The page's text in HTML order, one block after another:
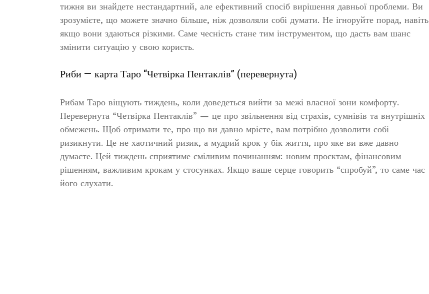
тижня ви знайдете нестандартний, але ефективний спосіб вирішення давньої проблеми. Ви
зрозумієте, що можете значно більше, ніж дозволяли собі думати. Не ігноруйте порад, навіть
якщо вони здаються різкими. Саме чесність стане тим інструментом, що дасть вам шанс
змінити ситуацію у свою користь.
Риби — карта Таро “Четвірка Пентаклів” (перевернута)
Рибам Таро віщують тиждень, коли доведеться вийти за межі власної зони комфорту.
Перевернута “Четвірка Пентаклів” — це про звільнення від страхів, сумнівів та внутрішніх
обмежень. Щоб отримати те, про що ви давно мрієте, вам потрібно дозволити собі
ризикнути. Це не хаотичний ризик, а мудрий крок у бік життя, про яке ви вже давно
думаєте. Цей тиждень сприятиме сміливим починанням: новим проєктам, фінансовим
рішенням, важливим крокам у стосунках. Якщо ваше серце говорить “спробуй”, то саме час
його слухати.